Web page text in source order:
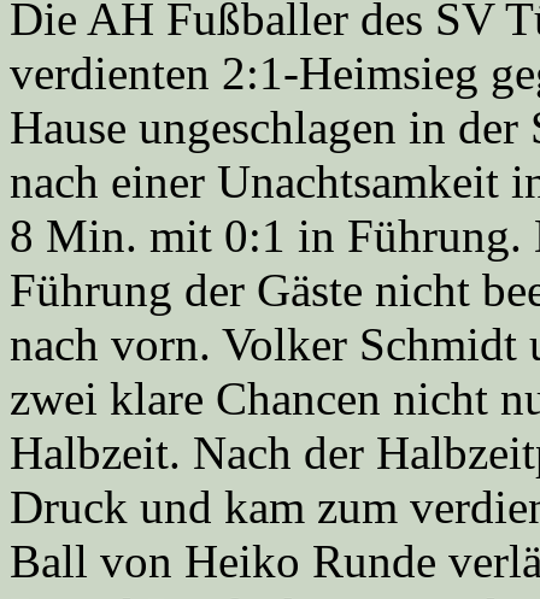
Die AH Fußballer des SV
verdienten 2:1-Heimsieg
Hause ungeschlagen in
nach einer Unachtsamkeit
8 Min. mit 0:1 in Führung.
Führung der Gäste nicht
nach vorn. Volker Schmidt
zwei klare Chancen nicht
Halbzeit. Nach der
Druck und kam zum
Ball von Heiko Runde